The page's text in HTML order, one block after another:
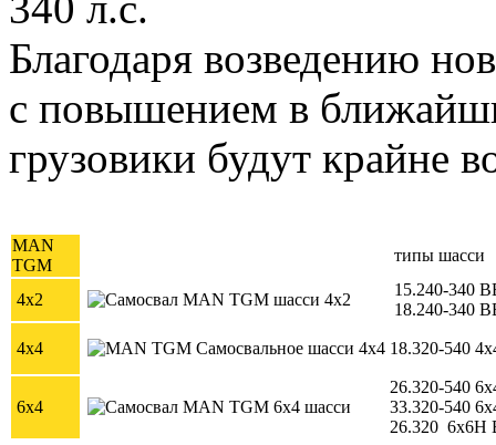
Благодаря возведению
с повышением в
грузовики будут крайне
MAN
TGM
типы шасси
4x2
15.240-340
18.240-340
4x4 18.320-540
6x4
26.320-540
33.320-540
26.320 6x6H